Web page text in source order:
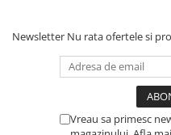
Newsletter Nu rata ofertele si
Vreau sa primesc